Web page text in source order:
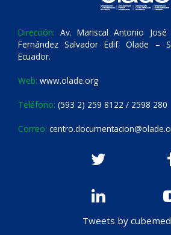
Dirección: Av. Mariscal Antonio
Fernández Salvador Edif. Olade –
Ecuador.
Web: www.olade.org
Teléfono: (593 2) 259 8122 / 2598 280
Correo:
Tweets by